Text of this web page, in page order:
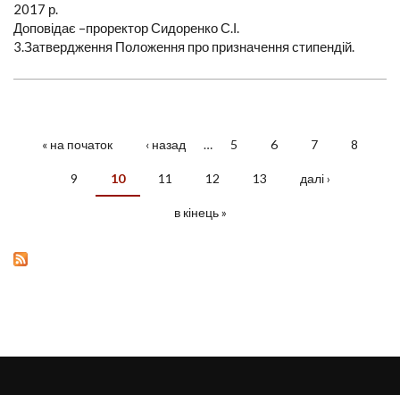
2017 р.
Доповідає –проректор Сидоренко С.І.
3.Затвердження Положення про призначення стипендій.
« на початок ‹ назад … 5 6 7 8
9 10 11 12 13 далі ›
в кінець »